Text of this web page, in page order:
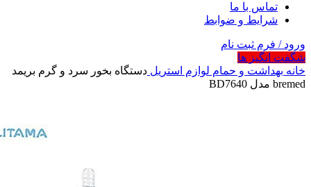
تماس با ما
شرایط و ضوابط
ورود / فرم ثبت نام
شگفت انگیز ها
خانه بهداشت و حمام لوازم استریل دستگاه بخور سرد و گرم بریمد
bremed مدل BD7640